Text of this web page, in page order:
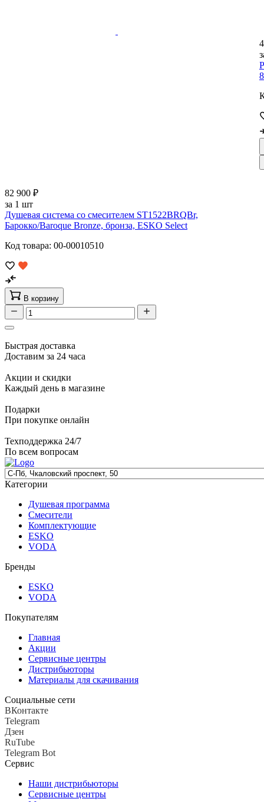
82 900 ₽
за 1 шт
Душевая система со смесителем ST1522BRQBr,
Барокко/Baroque Bronze, бронза, ESKO Select
Код товара: 00-00010510
В корзину
Быстрая доставка
Доставим за 24 часа
Акции и скидки
Каждый день в магазине
Подарки
При покупке онлайн
Техподдержка 24/7
По всем вопросам
Категории
Душевая программа
Смесители
Комплектующие
ESKO
VODA
Бренды
ESKO
VODA
Покупателям
Главная
Акции
Сервисные центры
Дистрибьюторы
Материалы для скачивания
Социальные сети
ВКонтакте
Telegram
Дзен
RuTube
Telegram Bot
Сервис
Наши дистрибьюторы
Сервисные центры